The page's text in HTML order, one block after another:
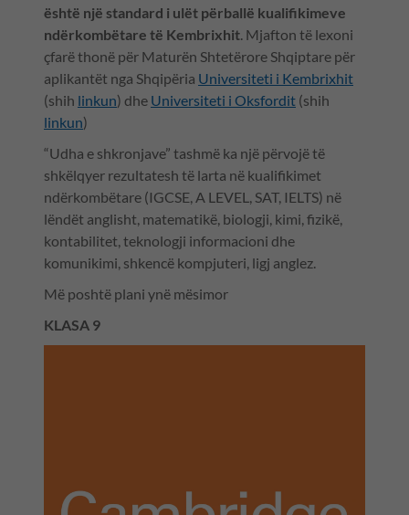
është një standard i ulët përballë kualifikimeve
ndërkombëtare të Kembrixhit . Mjafton të lexoni
çfarë thonë për Maturën Shtetërore Shqiptare për
aplikantët nga Shqipëria Universiteti i Kembrixhit
(shih linkun) dhe Universiteti i Oksfordit (shih
linkun)
“Udha e shkronjave” tashmë ka një përvojë të
shkëlqyer rezultatesh të larta në kualifikimet
ndërkombëtare (IGCSE, A LEVEL, SAT, IELTS) në
lëndët anglisht, matematikë, biologji, kimi, fizikë,
kontabilitet, teknologji informacioni dhe
komunikimi, shkencë kompjuteri, ligj anglez.
Më poshtë plani ynë mësimor
KLASA 9